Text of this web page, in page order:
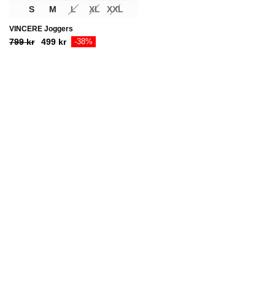
S M L XL XXL
VINCERE Joggers
799kr
Ursprungligt
499 krAktuellt
-38%